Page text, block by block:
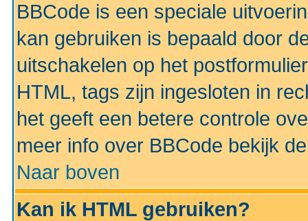
BBCode is een speciale
kan gebruiken is bepaald door
uitschakelen op het
HTML, tags zijn ingesloten in
het geeft een betere controle
meer info over BBCode bekijk
Naar boven
Kan ik HTML gebruiken?